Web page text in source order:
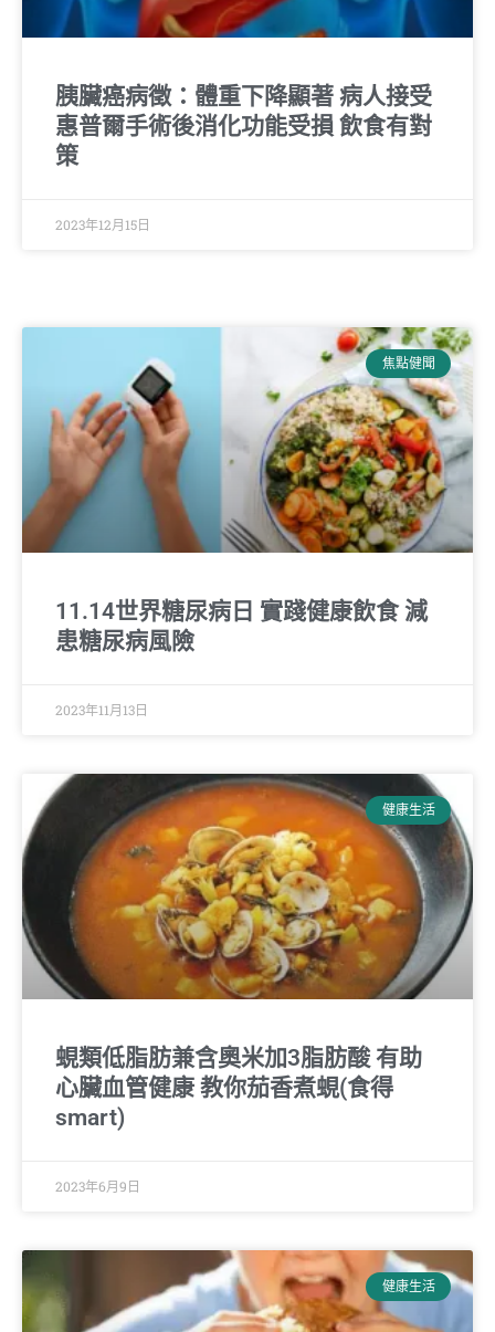
胰臟癌病徵：體重下降顯著 病人接受
惠普爾手術後消化功能受損 飲食有對
策
2023年12月15日
焦點健聞
11.14世界糖尿病日 實踐健康飲食 減
患糖尿病風險
2023年11月13日
健康生活
蜆類低脂肪兼含奧米加3脂肪酸 有助
心臟血管健康 教你茄香煮蜆(食得
smart)
2023年6月9日
健康生活